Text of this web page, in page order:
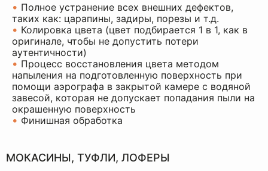
• Полное устранение всех внешних дефектов,
таких как: царапины, задиры, порезы и т.д.
• Колировка цвета (цвет подбирается 1 в 1, как в
оригинале, чтобы не допустить потери
аутентичности)
• Процесс восстановления цвета методом
напыления на подготовленную поверхность при
помощи аэрографа в закрытой камере с водяной
завесой, которая не допускает попадания пыли на
окрашенную поверхность
• Финишная обработка
МОКАСИНЫ, ТУФЛИ, ЛОФЕРЫ